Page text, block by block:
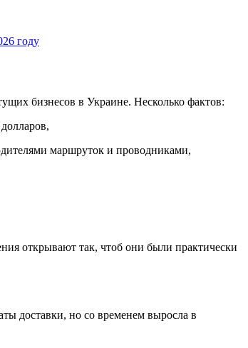
году
бизнесов в Украине. Несколько фактов:
маршруток и проводниками,
открывают так, чтоб они были практически
доставки, но со временем выросла в